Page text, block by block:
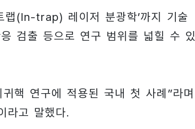
랩(In-trap) 레이저 분광학’까지 기술
검출 등으로 연구 범위를 넓힐 수 있
핵 연구에 적용된 국내 첫 사례”라며
라고 말했다.